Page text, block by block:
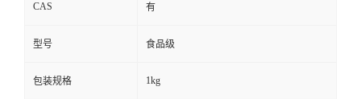
CAS 有
型号 食品级
包装规格 1kg